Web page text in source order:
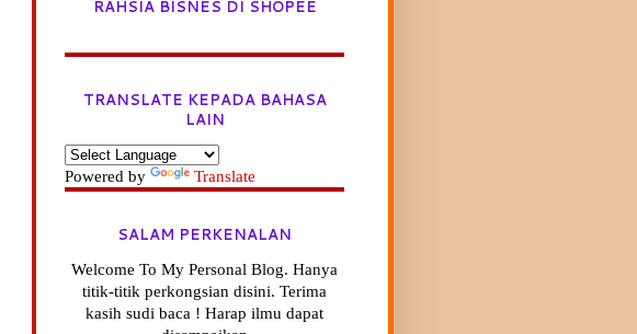
RAHSIA BISNES DI SHOPEE
TRANSLATE KEPADA BAHASA
LAIN
Powered by Translate
SALAM PERKENALAN
Welcome To My Personal Blog. Hanya
titik-titik perkongsian disini. Terima
kasih sudi baca ! Harap ilmu dapat